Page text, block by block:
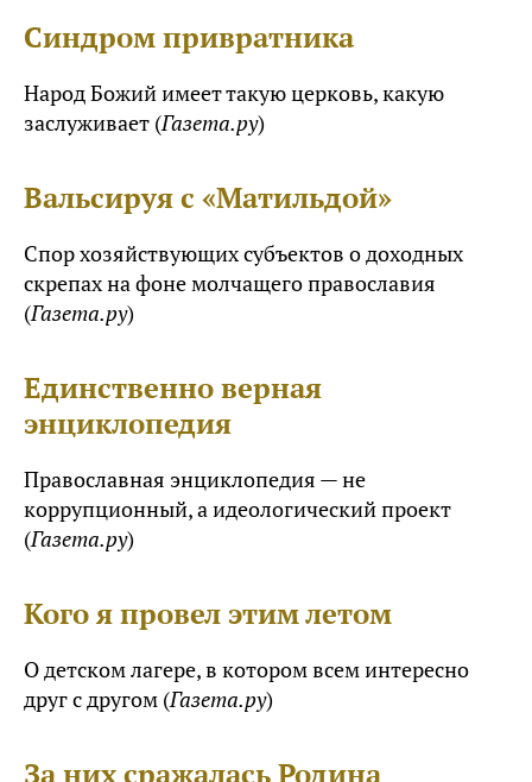
Синдром привратника
Народ Божий имеет такую церковь, какую
заслуживает (Газета.ру)
Вальсируя с «Матильдой»
Спор хозяйствующих субъектов о доходных
скрепах на фоне молчащего православия
(Газета.ру)
Единственно верная
энциклопедия
Православная энциклопедия — не
коррупционный, а идеологический проект
(Газета.ру)
Кого я провел этим летом
О детском лагере, в котором всем интересно
друг с другом (Газета.ру)
За них сражалась Родина